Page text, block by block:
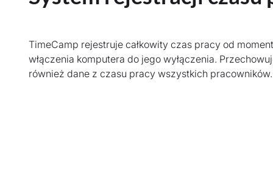
TimeCamp rejestruje całkowity czas pracy od
włączenia komputera do jego wyłączenia.
również dane z czasu pracy wszystkich pracowników.